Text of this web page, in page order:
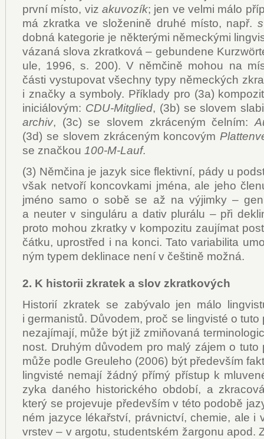
prv­ní mís­to, viz aku­vo­zík; jen ve vel­mi má­lo
má zkrat­ka ve slo­že­ni­ně dru­hé mís­to, např.
dob­ná ka­te­go­rie je ně­kte­rý­mi ně­mec­ký­mi
vá­za­ná slo­va zkrat­ko­vá – ge­bun­de­ne
u­le, 1996, s. 200). V něm­či­ně mo­hou na
čás­ti vy­stu­po­vat všech­ny ty­py ně­mec­kých
i znač­ky a sym­bo­ly. Pří­kla­dy pro (3a)
ini­ci­á­lo­vým: CDU-Mit­g­lied, (3b) se slo­vem
ar­chiv, (3c) se slo­vem zkrá­ce­ným čel­ním:
(3d) se slo­vem zkrá­ce­ným kon­co­vým
se znač­kou 100-M-Lauf.
(3) Něm­či­na je ja­zyk si­ce flek­tiv­ní, pá­dy u
však ne­tvo­ří kon­cov­ka­mi jmé­na, ale je­ho
jmé­no sa­mo o so­bě se až na vý­jim­ky –
a ne­u­ter v sin­gu­lá­ru a da­tiv plu­rá­lu – při
pro­to mo­hou zkrat­ky v kom­po­zi­tu za­u­jí­mat
čát­ku, upro­střed i na kon­ci. Ta­to va­ri­a­bi­li­ta
ným ty­pem de­kli­na­ce ne­ní v češ­ti­ně mož­ná.
2. K his­to­rii zkra­tek a slov zkrat­ko­vých
His­to­rií zkra­tek se za­bý­va­lo jen má­lo
i ger­ma­nis­tů. Dů­vo­dem, proč se lin­gvis­té o tu­to
ne­za­jí­ma­jí, mů­že být již zmiňova­ná
nost. Dru­hým dů­vo­dem pro ma­lý zá­jem o tu­to
mů­že pod­le Gre­u­le­ho (2006) být pře­de­vším
lin­gvis­té ne­ma­jí žád­ný pří­mý pří­stup k
zy­ka da­né­ho his­to­ric­ké­ho ob­do­bí, a
kte­rý se pro­je­vu­je pře­de­vším v té­to po­do­bě
ném ja­zy­ce lé­kař­ství, práv­nic­tví, che­mie, ale i
vrs­tev – v ar­go­tu, stu­dent­ském žar­go­nu apod.